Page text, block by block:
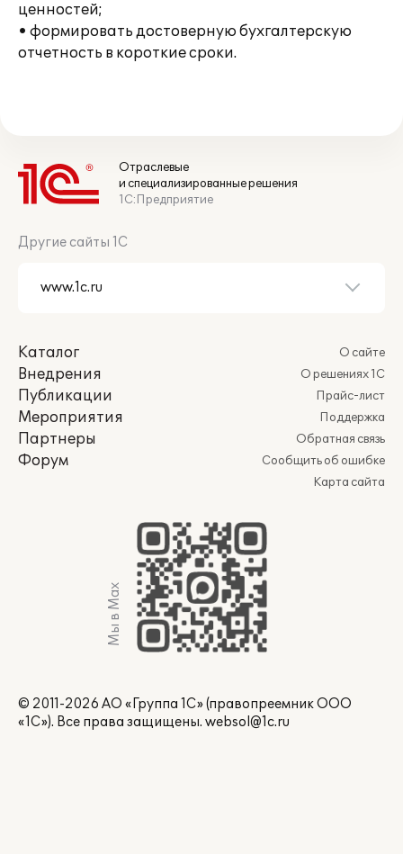
ценностей;
• формировать достоверную бухгалтерскую
отчетность в короткие сроки.
Отраслевые
и специализированные решения
1С:Предприятие
Другие сайты 1С
Каталог
Внедрения
Публикации
Мероприятия
Партнеры
Форум
О сайте
О решениях 1С
Прайс-лист
Поддержка
Обратная связь
Сообщить об ошибке
Карта сайта
Мы в Max
© 2011-2026 АО «Группа 1С» (правопреемник ООО
«1С»). Все права защищены. websol@1c.ru